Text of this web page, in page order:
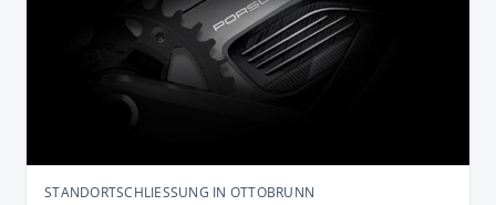
STANDORTSCHLIESSUNG IN OTTOBRUNN